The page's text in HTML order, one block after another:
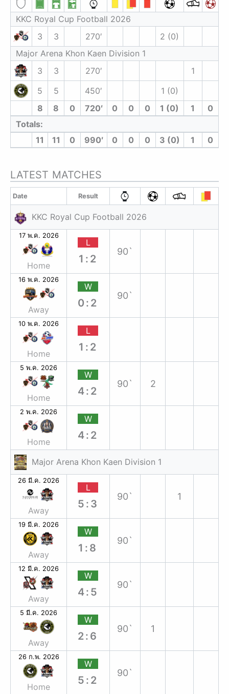
KKC Royal Cup Football 2026
3
3 270′
2 (0)
Major Arena Khon Kaen Division 1
3
3 270′
1
5
5 450′
1 (0)
8
8 0 720′ 0 0 0 1 (0) 1
0
Totals:
11
11 0 990′ 0 0 0 3 (0) 1 0
LATEST MATCHES
Date Result
KKC Royal Cup Football 2026
17 พ.ค. 2026
Home
L
1:2
90`
16 พ.ค. 2026
Away
W
0:2
90`
10 พ.ค. 2026
Home
L
1:2
5 พ.ค. 2026
Home
W
4:2
90` 2
2 พ.ค. 2026
Home
W
4:2
Major Arena Khon Kaen Division 1
26 มี.ค. 2026
Away
L
5:3
90` 1
19 มี.ค. 2026
Away
W
1:8
90`
12 มี.ค. 2026
Away
W
4:5
90`
5 มี.ค. 2026
Away
W
2:6
90` 1
26 ก.พ. 2026
Home
W
5:2
90`